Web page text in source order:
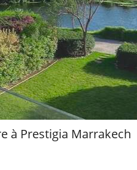
à Prestigia Marrakech